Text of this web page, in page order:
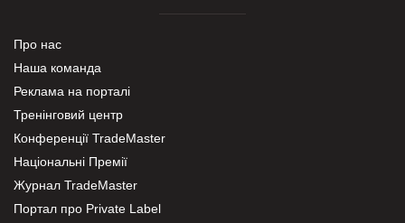
Про нас
Наша команда
Реклама на порталі
Тренінговий центр
Конференції TradeMaster
Національні Премії
Журнал TradeMaster
Портал про Private Label